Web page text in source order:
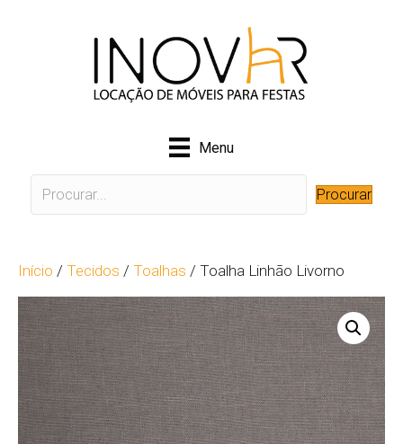
Menu
Procurar
Início / Tecidos / Toalhas / Toalha Linhão Livorno